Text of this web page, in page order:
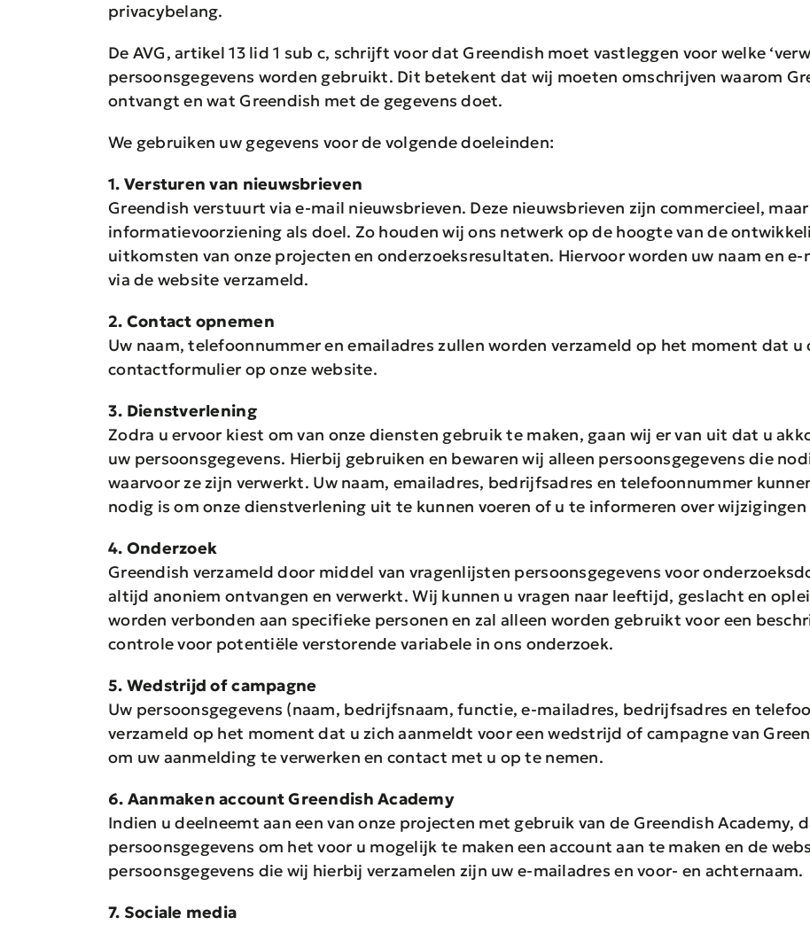
privacybelang.
De AVG, artikel 13 lid 1 sub c, schrijft voor dat Greendish moet vastleggen voor welke
persoonsgegevens worden gebruikt. Dit betekent dat wij moeten omschrijven waarom
ontvangt en wat Greendish met de gegevens doet.
We gebruiken uw gegevens voor de volgende doeleinden:
1. Versturen van nieuwsbrieven
Greendish verstuurt via e-mail nieuwsbrieven. Deze nieuwsbrieven zijn commercieel,
informatievoorziening als doel. Zo houden wij ons netwerk op de hoogte van de
uitkomsten van onze projecten en onderzoeksresultaten. Hiervoor worden uw naam en
via de website verzameld.
2. Contact opnemen
Uw naam, telefoonnummer en emailadres zullen worden verzameld op het moment dat
contactformulier op onze website.
3. Dienstverlening
Zodra u ervoor kiest om van onze diensten gebruik te maken, gaan wij er van uit dat u
uw persoonsgegevens. Hierbij gebruiken en bewaren wij alleen persoonsgegevens die
waarvoor ze zijn verwerkt. Uw naam, emailadres, bedrijfsadres en telefoonnummer
nodig is om onze dienstverlening uit te kunnen voeren of u te informeren over wijzigingen
4. Onderzoek
Greendish verzameld door middel van vragenlijsten persoonsgegevens voor
altijd anoniem ontvangen en verwerkt. Wij kunnen u vragen naar leeftijd, geslacht en
worden verbonden aan specifieke personen en zal alleen worden gebruikt voor een
controle voor potentiële verstorende variabele in ons onderzoek.
5. Wedstrijd of campagne
Uw persoonsgegevens (naam, bedrijfsnaam, functie, e-mailadres, bedrijfsadres en
verzameld op het moment dat u zich aanmeldt voor een wedstrijd of campagne van
om uw aanmelding te verwerken en contact met u op te nemen.
6. Aanmaken account Greendish Academy
Indien u deelneemt aan een van onze projecten met gebruik van de Greendish Academy,
persoonsgegevens om het voor u mogelijk te maken een account aan te maken en de
persoonsgegevens die wij hierbij verzamelen zijn uw e-mailadres en voor- en achternaam.
7. Sociale media